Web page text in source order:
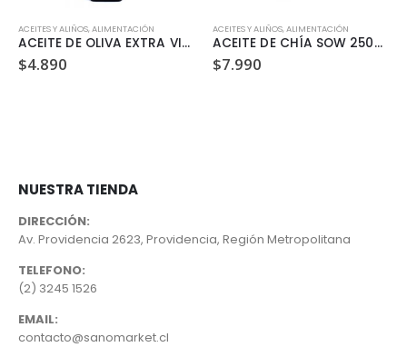
,SIN GLUTEN
ACEITES Y ALIÑOS,ALIMENTACIÓN
ACEITE DE OLIVA EXTRA VIRGEN TERRASANTA 250ML
$4.890
ACEITES Y ALIÑOS,ALIMENTACIÓN
ACEITE DE CHÍA SOW 250ML
$7.990
NUESTRA TIENDA
DIRECCIÓN:
Av. Providencia 2623, Providencia, Región Metropolitana
TELEFONO:
(2) 3245 1526
EMAIL:
contacto@sanomarket.cl